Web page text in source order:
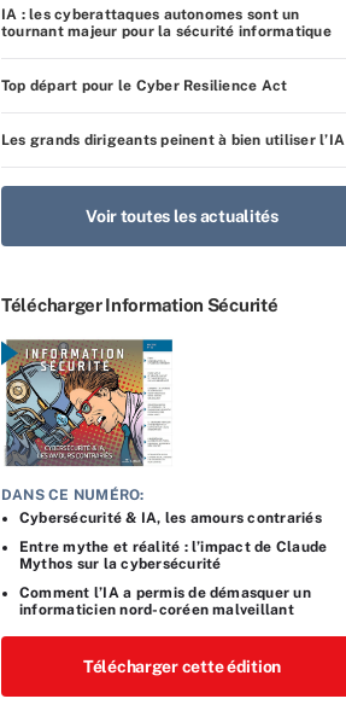
IA : les cyberattaques autonomes sont un
tournant majeur pour la sécurité informatique
Top départ pour le Cyber Resilience Act
Les grands dirigeants peinent à bien utiliser l’IA
Voir toutes les actualités
Télécharger Information Sécurité
DANS CE NUMÉRO:
Cybersécurité & IA, les amours contrariés
Entre mythe et réalité : l’impact de Claude
Mythos sur la cybersécurité
Comment l’IA a permis de démasquer un
informaticien nord-coréen malveillant
Télécharger cette édition